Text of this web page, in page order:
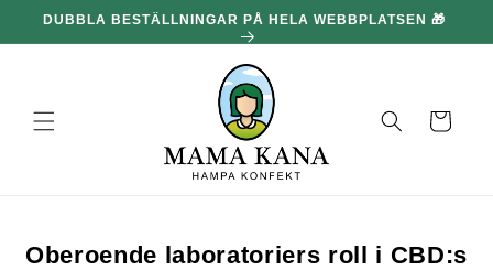
och gå
DUBBLA BESTÄLLNINGAR PÅ HELA WEBBPLATSEN 🎁
Korg
Oberoende laboratoriers roll i CBD:s